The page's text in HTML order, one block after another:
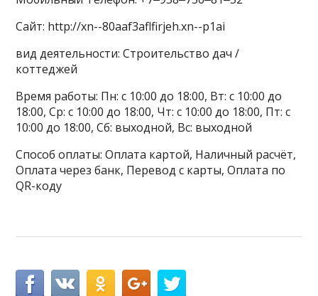
Сайт: http://xn--80aaf3aflfirjeh.xn--p1ai
вид деятельности: Строительство дач /
коттеджей
Время работы: Пн: с 10:00 до 18:00, Вт: с 10:00 до
18:00, Ср: с 10:00 до 18:00, Чт: с 10:00 до 18:00, Пт: с
10:00 до 18:00, Сб: выходной, Вс: выходной
Способ оплаты: Оплата картой, Наличный расчёт,
Оплата через банк, Перевод с карты, Оплата по
QR-коду